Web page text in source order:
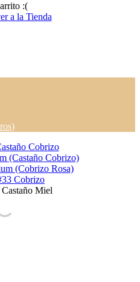
:(
a la Tienda
(Castaño Cobrizo)
(Cobrizo Rosa)